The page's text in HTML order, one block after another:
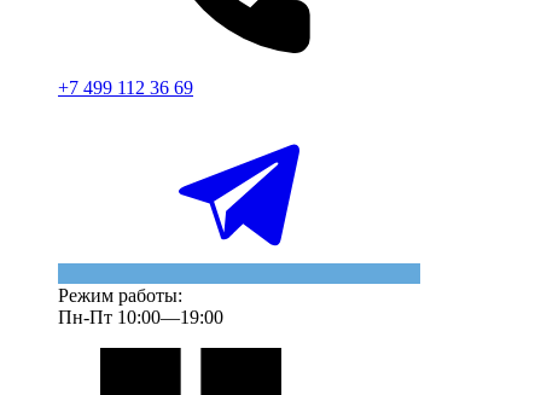
+7 499 112 36 69
Режим работы:
Пн-Пт 10:00—19:00